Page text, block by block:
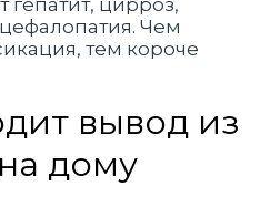
гепатит, цирроз,
Чем
тем короче
вывод из
дому